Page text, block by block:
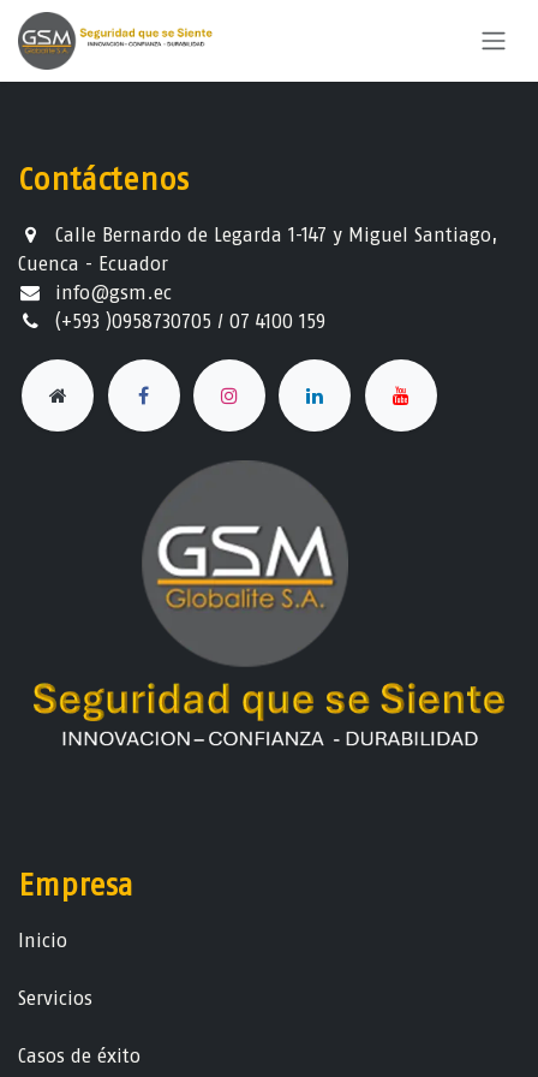
Ir al contenido
Contáctenos
Calle Bernardo de Legarda 1-147 y Miguel Santiago,
Cuenca - Ecuador
info@gsm.ec​
(+593 )0958730705 / 07 4100 159
Empresa
Ini​ci​o
Servicios
Casos de éxito